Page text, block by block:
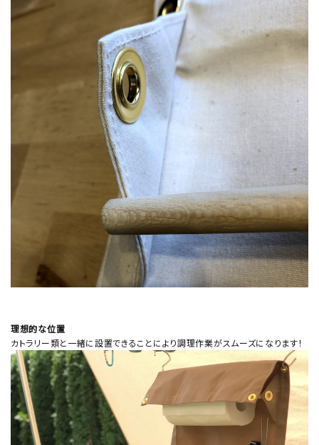
理想的な位置
カトラリー類と一緒に設置できることにより調理作業がスムーズになります！